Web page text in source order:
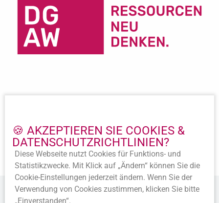
🍪 AKZEPTIEREN SIE COOKIES &
DATENSCHUTZ­RICHTLINIEN?
Diese Webseite nutzt Cookies für Funktions- und
Statistik­zwecke. Mit Klick auf „Ändern“ können Sie die
Cookie-Ein­stellungen jederzeit ändern. Wenn Sie der
Verwendung von Cookies zustimmen, klicken Sie bitte
„Einverstanden“.
Wichtige Links
Datenschutz
Beitritt
Satzung